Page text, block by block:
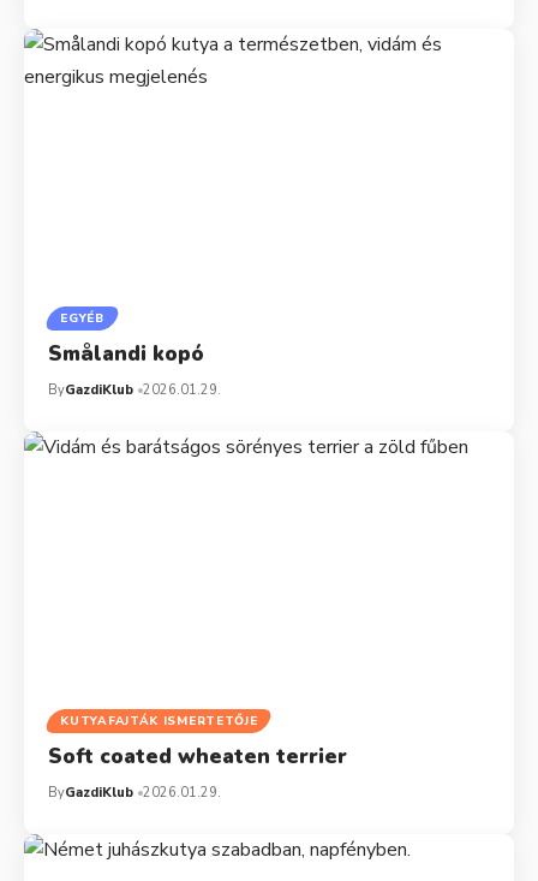
EGYÉB
Smålandi kopó
ByGazdiKlub 2026.01.29.
KUTYAFAJTÁK ISMERTETŐJE
Soft coated wheaten terrier
ByGazdiKlub 2026.01.29.